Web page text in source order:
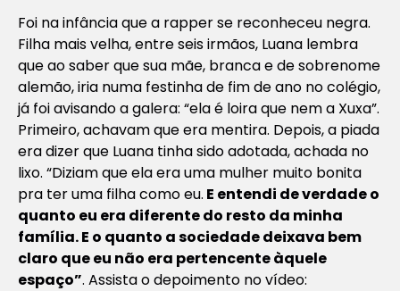
Foi na infância que a rapper se reconheceu negra.
Filha mais velha, entre seis irmãos, Luana lembra
que ao saber que sua mãe, branca e de sobrenome
alemão, iria numa festinha de fim de ano no colégio,
já foi avisando a galera: “ela é loira que nem a Xuxa”.
Primeiro, achavam que era mentira. Depois, a piada
era dizer que Luana tinha sido adotada, achada no
lixo. “Diziam que ela era uma mulher muito bonita
pra ter uma filha como eu. E entendi de verdade o
quanto eu era diferente do resto da minha
família. E o quanto a sociedade deixava bem
claro que eu não era pertencente àquele
espaço”. Assista o depoimento no vídeo: